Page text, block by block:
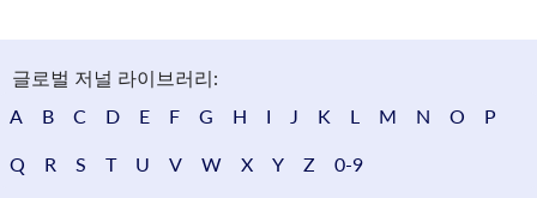
글로벌 저널 라이브러리:
A
B C D E F G H I J K L M N O P
Q R S T U V W X Y Z 0-9